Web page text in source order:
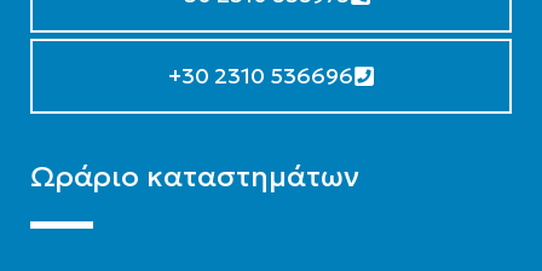
+30 2310 536696
Ωράριο καταστημάτων